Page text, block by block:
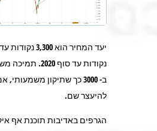
נקודות עד סוף
ב- 3000 כך שתיקון
להיעצר שם.
הגרפים באדיבות תוכנת אף